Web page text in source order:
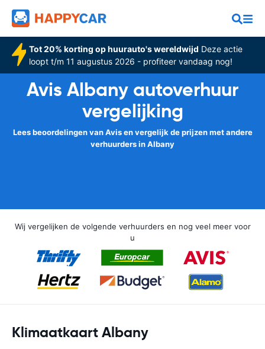
Tot 20% korting op huurauto's wereldwijd Deze actie
loopt t/m 11 augustus 2026 - profiteer vandaag nog!
Avis Albany autoverhuur
vergelijking
Lees beoordelingen van Avis en vergelijk de prijzen met andere
verhuurders in Albany
Wij vergelijken de volgende verhuurders en nog veel meer voor
u
Klimaatkaart Albany